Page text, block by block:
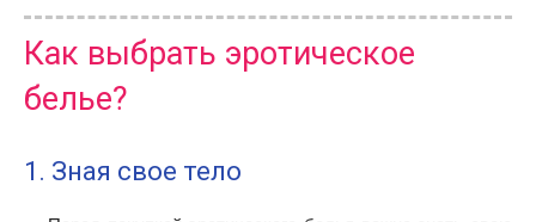
Как выбрать эротическое
белье?
1. Зная свое тело